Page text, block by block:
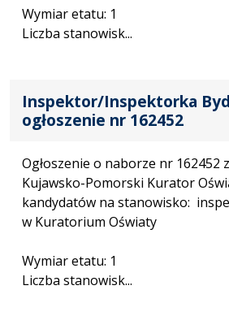
Wymiar etatu: 1
Liczba stanowisk...
Inspektor/Inspektorka
ogłoszenie nr 162452
Ogłoszenie o naborze nr 162452
Kujawsko-Pomorski Kurator
kandydatów na stanowisko:
w Kuratorium Oświaty
Wymiar etatu: 1
Liczba stanowisk...